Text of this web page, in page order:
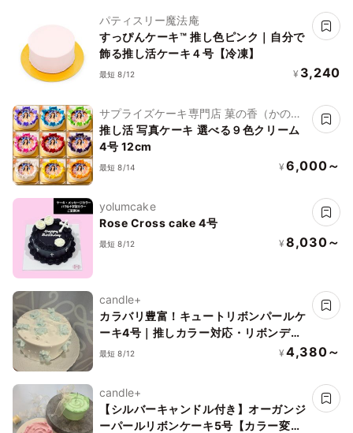
パティスリー魔法庵
すっぴんケーキ™ 推し色ピンク｜自分で
飾る推し活ケーキ４号【冷凍】
最短 8/12 ¥ 3,240
サプライズケーキ専門店 菓の香（かの
か）
推し活 写真ケーキ 選べる９色クリーム
4号 12cm
最短 8/14 ¥ 6,000～
yolumcake
Rose Cross cake 4号
最短 8/12 ¥ 8,030～
candle+
カラバリ豊富！キュートリボンパールケ
ーキ4号｜推しカラー対応・リボンデザ
イン/
最短 8/12 ¥ 4,380～
candle+
【シルバーキャンドル付き】オーガンジ
ーパールリボンケーキ5号【カラー変更